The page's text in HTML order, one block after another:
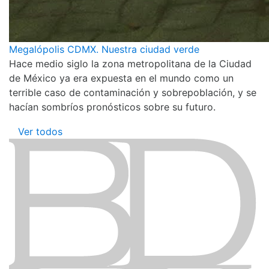
Megalópolis CDMX. Nuestra ciudad verde
Hace medio siglo la zona metropolitana de la Ciudad
de México ya era expuesta en el mundo como un
terrible caso de contaminación y sobrepoblación, y se
hacían sombríos pronósticos sobre su futuro.
Ver todos